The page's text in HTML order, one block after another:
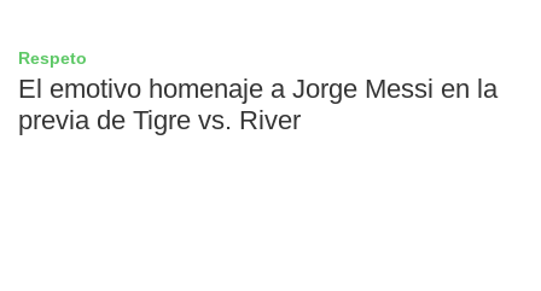
Respeto
El emotivo homenaje a Jorge Messi en la
previa de Tigre vs. River